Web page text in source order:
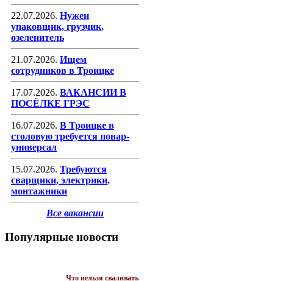
22.07.2026. Нужен
упаковщик, грузчик,
озеленитель
21.07.2026. Ищем
сотрудников в Троицке
17.07.2026. ВАКАНСИИ В
ПОСЁЛКЕ ГРЭС
16.07.2026. В Троицке в
столовую требуется повар-
универсал
15.07.2026. Требуются
сварщики, электрики,
монтажники
Все вакансии
Популярные новости
Что нельзя сваливать